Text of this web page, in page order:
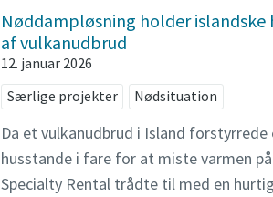
Nøddampløsning holder
af vulkanudbrud
12. januar 2026
Særlige projekter
Nødsituation
Da et vulkanudbrud i Island
husstande i fare for at miste varmen
Specialty Rental trådte til med en